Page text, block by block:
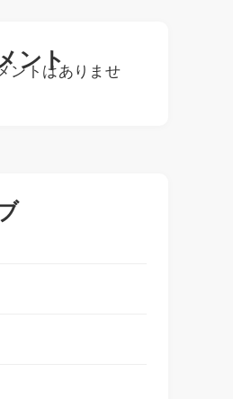
ント
ントはありませ